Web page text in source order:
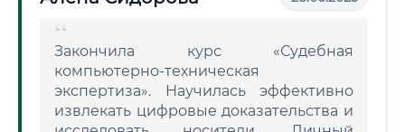
Закончила курс «Судебная
компьютерно-техническая
экспертиза». Научилась эффективно
извлекать цифровые доказательства и